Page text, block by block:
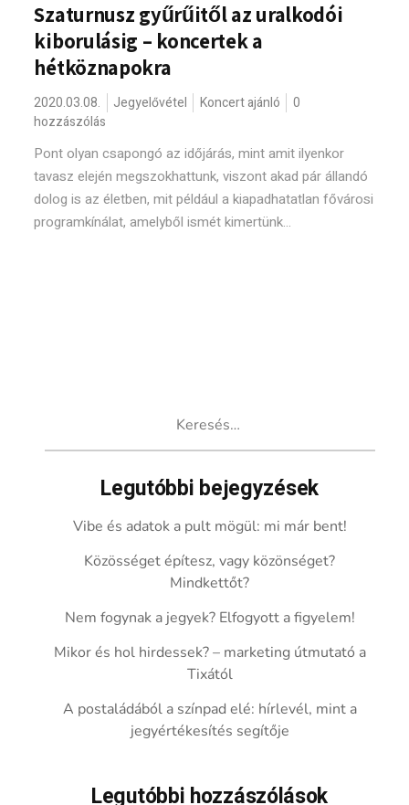
Szaturnusz gyűrűitől az uralkodói
kiborulásig – koncertek a
hétköznapokra
2020.03.08. Jegyelővétel Koncert ajánló
0
hozzászólás
Pont olyan csapongó az időjárás, mint amit ilyenkor
tavasz elején megszokhattunk, viszont akad pár állandó
dolog is az életben, mit például a kiapadhatatlan fővárosi
programkínálat, amelyből ismét kimertünk...
Legutóbbi bejegyzések
Vibe és adatok a pult mögül: mi már bent!
Közösséget építesz, vagy közönséget?
Mindkettőt?
Nem fogynak a jegyek? Elfogyott a figyelem!
Mikor és hol hirdessek? – marketing útmutató a
Tixától
A postaládából a színpad elé: hírlevél, mint a
jegyértékesítés segítője
Legutóbbi hozzászólások